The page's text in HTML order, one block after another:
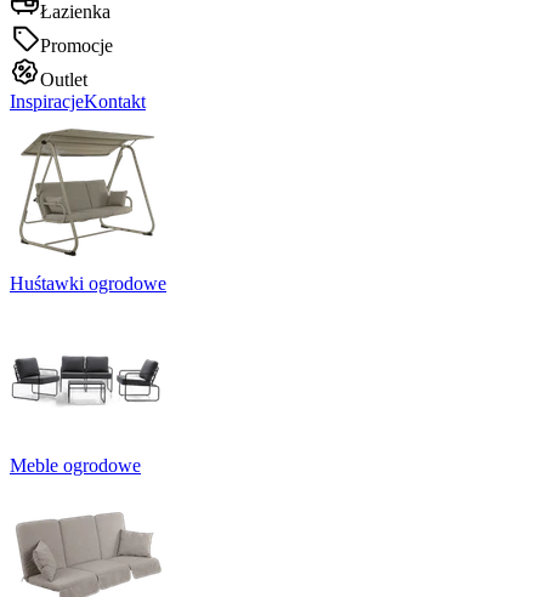
Łazienka
Promocje
Outlet
InspiracjeKontakt
Huśtawki ogrodowe
Meble ogrodowe